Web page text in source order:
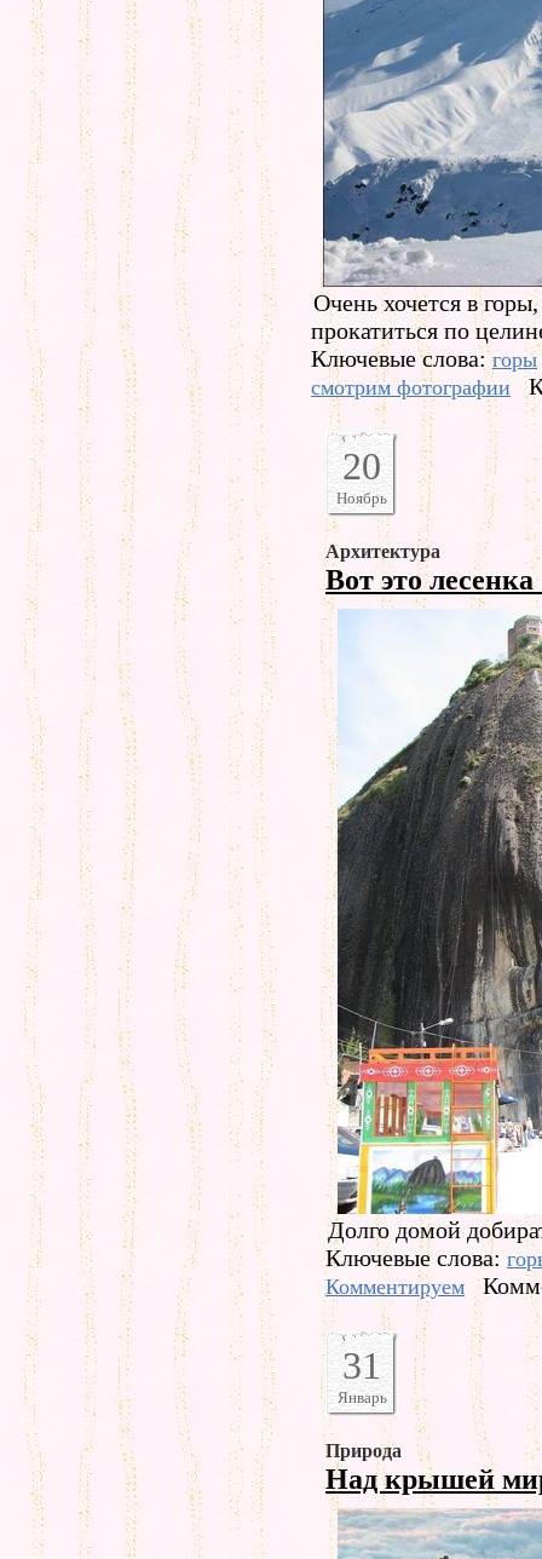
Очень хочется в
прокатиться по
Ключевые слова:горы
смотрим фотографии
20
Ноябрь
Архитектура
Вот это лесенка
Долго домой
Ключевые слова:
Комментируем
31
Январь
Природа
Над крышей